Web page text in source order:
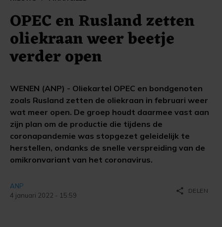
OPEC en Rusland zetten
oliekraan weer beetje
verder open
WENEN (ANP) - Oliekartel OPEC en bondgenoten
zoals Rusland zetten de oliekraan in februari weer
wat meer open. De groep houdt daarmee vast aan
zijn plan om de productie die tijdens de
coronapandemie was stopgezet geleidelijk te
herstellen, ondanks de snelle verspreiding van de
omikronvariant van het coronavirus.
ANP
4 januari 2022 - 15:59
share DELEN